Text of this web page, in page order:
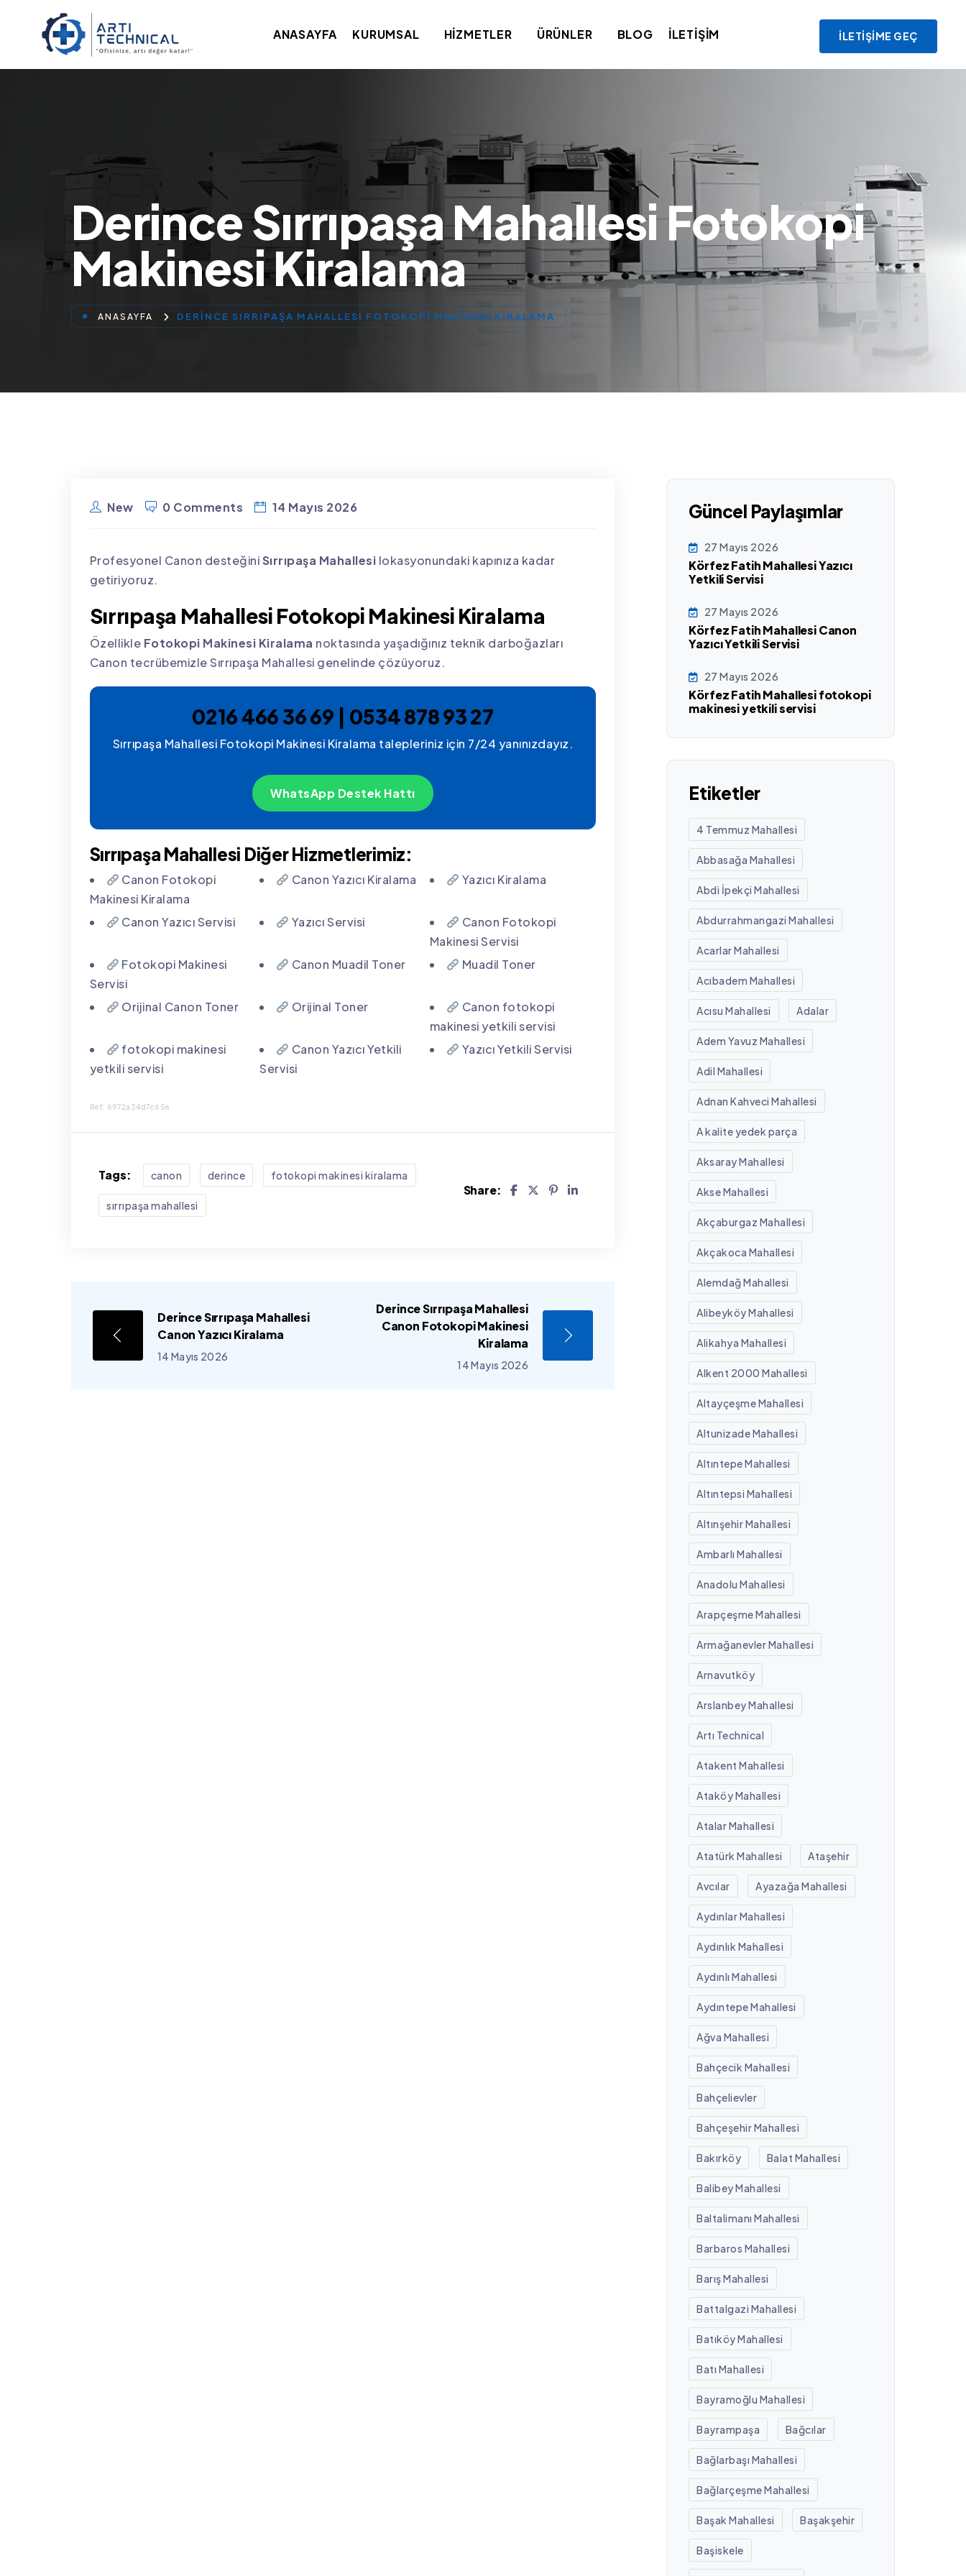
ANASAYFA KURUMSAL HIZMETLER ÜRÜNLER BLOG İLETIŞIM İLETIŞIME GEÇ
Derince Sırrıpaşa Mahallesi Fotokopi
Makinesi Kiralama
ANASAYFA DERINCE SIRRIPAŞA MAHALLESI FOTOKOPI MAKINESI KIRALAMA
New 0 Comments 14 Mayıs 2026
Profesyonel Canon desteğiniSırrıpaşa Mahallesi lokasyonundaki kapınıza kadar
getiriyoruz.
Sırrıpaşa Mahallesi Fotokopi Makinesi Kiralama
Özellikle Fotokopi Makinesi Kiralama noktasında yaşadığınız teknik darboğazları
Canon tecrübemizle Sırrıpaşa Mahallesi genelinde çözüyoruz.
0216 466 36 69 | 0534 878 93 27
Sırrıpaşa Mahallesi Fotokopi Makinesi Kiralama talepleriniz için 7/24 yanınızdayız.
WhatsApp Destek Hattı
Sırrıpaşa Mahallesi Diğer Hizmetlerimiz:
Canon Fotokopi
Makinesi Kiralama
Canon Yazıcı Kiralama Yazıcı Kiralama
Canon Yazıcı Servisi Yazıcı Servisi
Canon Fotokopi
Makinesi Servisi
Fotokopi Makinesi
Servisi
Canon Muadil Toner Muadil Toner
Orijinal Canon Toner Orijinal Toner
Canon fotokopi
makinesi yetkili servisi
fotokopi makinesi
yetkili servisi
Canon Yazıcı Yetkili
Servisi
Yazıcı Yetkili Servisi
Ref: 6972a34d7c65e
Tags: canon derince fotokopi makinesi kiralama
sırrıpaşa mahallesi
Share:
Derince Sırrıpaşa Mahallesi
Canon Yazıcı Kiralama
14 Mayıs 2026
Derince Sırrıpaşa Mahallesi
Canon Fotokopi Makinesi
Kiralama
14 Mayıs 2026
Güncel Paylaşımlar
27 Mayıs 2026
Körfez Fatih Mahallesi Yazıcı
Yetkili Servisi
27 Mayıs 2026
Körfez Fatih Mahallesi Canon
Yazıcı Yetkili Servisi
27 Mayıs 2026
Körfez Fatih Mahallesi fotokopi
makinesi yetkili servisi
Etiketler
4 Temmuz Mahallesi
Abbasağa Mahallesi
Abdi İpekçi Mahallesi
Abdurrahmangazi Mahallesi
Acarlar Mahallesi
Acıbadem Mahallesi
Acısu Mahallesi Adalar
Adem Yavuz Mahallesi
Adil Mahallesi
Adnan Kahveci Mahallesi
A kalite yedek parça
Aksaray Mahallesi
Akse Mahallesi
Akçaburgaz Mahallesi
Akçakoca Mahallesi
Alemdağ Mahallesi
Alibeyköy Mahallesi
Alikahya Mahallesi
Alkent 2000 Mahallesi
Altayçeşme Mahallesi
Altunizade Mahallesi
Altıntepe Mahallesi
Altıntepsi Mahallesi
Altınşehir Mahallesi
Ambarlı Mahallesi
Anadolu Mahallesi
Arapçeşme Mahallesi
Armağanevler Mahallesi
Arnavutköy
Arslanbey Mahallesi
Artı Technical
Atakent Mahallesi
Ataköy Mahallesi
Atalar Mahallesi
Atatürk Mahallesi Ataşehir
Avcılar Ayazağa Mahallesi
Aydınlar Mahallesi
Aydınlık Mahallesi
Aydınlı Mahallesi
Aydıntepe Mahallesi
Ağva Mahallesi
Bahçecik Mahallesi
Bahçelievler
Bahçeşehir Mahallesi
Bakırköy Balat Mahallesi
Balibey Mahallesi
Baltalimanı Mahallesi
Barbaros Mahallesi
Barış Mahallesi
Battalgazi Mahallesi
Batıköy Mahallesi
Batı Mahallesi
Bayramoğlu Mahallesi
Bayrampaşa Bağcılar
Bağlarbaşı Mahallesi
Bağlarçeşme Mahallesi
Başak Mahallesi Başakşehir
Başiskele